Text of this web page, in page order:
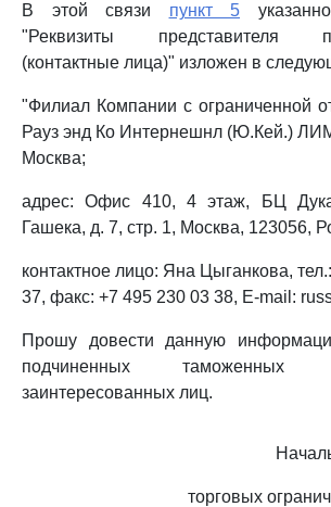
В этой связи пункт 5
"Реквизиты представителя
(контактные лица)" изложен в
"Филиал Компании с ограниченной
Рауз энд Ко Интернешнл (Ю.Кей.)
Москва;
адрес: Офис 410, 4 этаж, БЦ
Гашека, д. 7, стр. 1, Москва, 123056,
контактное лицо: Яна Цыганкова,
37, факс: +7 495 230 03 38, E-mail:
Прошу довести данную
подчиненных
заинтересованных лиц.
торговых